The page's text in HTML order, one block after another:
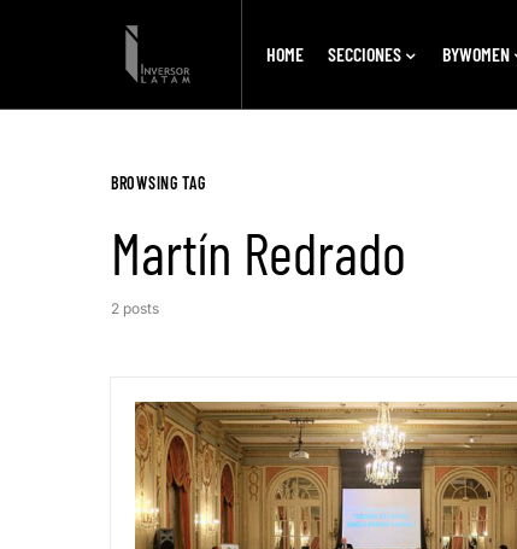
HOME SECCIONES BYWOMEN
BROWSING TAG
Martín Redrado
2 posts